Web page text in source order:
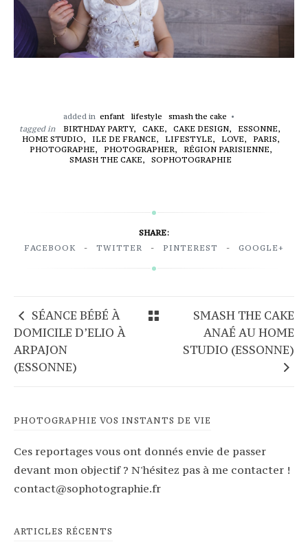
added in enfant lifestyle
smash the cake
tagged in
BIRTHDAY PARTY, CAKE, CAKE DESIGN,
ESSONNE,
HOME STUDIO,
ILE DE FRANCE, LIFESTYLE, LOVE,
PARIS,
PHOTOGRAPHE,
PHOTOGRAPHER,
RÉGION PARISIENNE,
SMASH THE CAKE,
SOPHOTOGRAPHIE
SHARE:
FACEBOOK
TWITTER PINTEREST GOOGLE+
SÉANCE BÉBÉ À
DOMICILE D’ELIO À
ARPAJON
(ESSONNE)
SMASH THE CAKE
ANAÉ AU HOME
STUDIO (ESSONNE)
PHOTOGRAPHIE VOS INSTANTS DE VIE
Ces reportages vous ont donnés envie de passer
devant mon objectif ? N'hésitez pas à me contacter !
contact@sophotographie.fr
ARTICLES RÉCENTS